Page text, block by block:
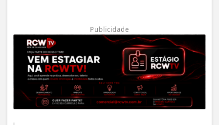
Publicidade